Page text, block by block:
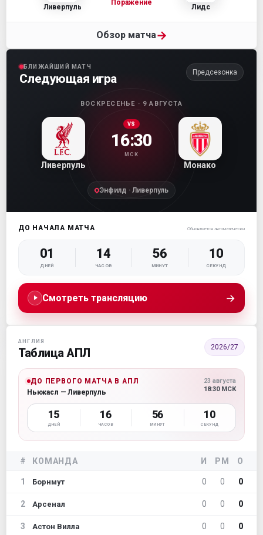
Ливерпуль
Поражение
Лидс
Обзор матча→
БЛИЖАЙШИЙ МАТЧ
Следующая игра Предсезонка
ВОСКРЕСЕНЬЕ · 9 АВГУСТА
Ливерпуль
VS
16:30
МСК
Монако
Энфилд · Ливерпуль
ДО НАЧАЛА МАТЧА Обновляется автоматически
01
ДНЕЙ
14
ЧАСОВ
56
МИНУТ
10
СЕКУНД
Смотреть трансляцию →
АНГЛИЯ
Таблица АПЛ 2026/27
ДО ПЕРВОГО МАТЧА В АПЛ
Ньюкасл — Ливерпуль
23 августа
18:30 МСК
15
ДНЕЙ
16
ЧАСОВ
56
МИНУТ
10
СЕКУНД
# КОМАНДА И РМ О
1 Борнмут 0 0 0
2 Арсенал 0 0 0
3 Астон Вилла 0 0 0